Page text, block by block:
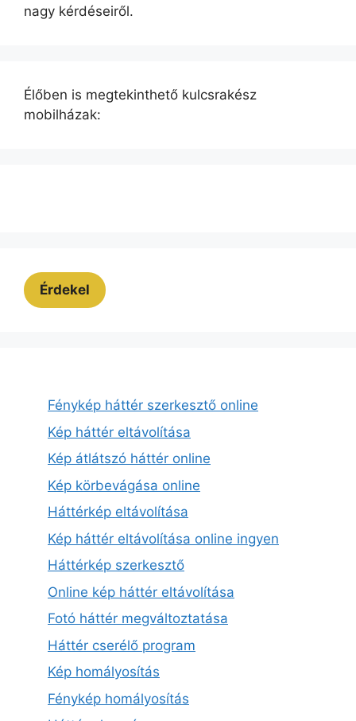
nagy kérdéseiről.
Élőben is megtekinthető kulcsrakész
mobilházak:
Érdekel
Fénykép háttér szerkesztő online
Kép háttér eltávolítása
Kép átlátszó háttér online
Kép körbevágása online
Háttérkép eltávolítása
Kép háttér eltávolítása online ingyen
Háttérkép szerkesztő
Online kép háttér eltávolítása
Fotó háttér megváltoztatása
Háttér cserélő program
Kép homályosítás
Fénykép homályosítás